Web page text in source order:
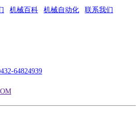
机械百科 机械自动化 联系我们
64824939